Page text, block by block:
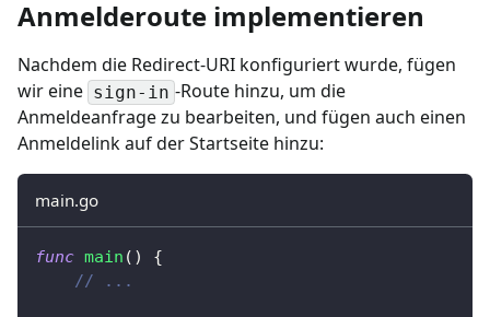
Anmelderoute implementieren
Nachdem die Redirect-URI konfiguriert wurde, fügen
wir eine sign-in -Route hinzu, um die
Anmeldeanfrage zu bearbeiten, und fügen auch einen
Anmeldelink auf der Startseite hinzu:
main.go
func main ( )
{
// ...